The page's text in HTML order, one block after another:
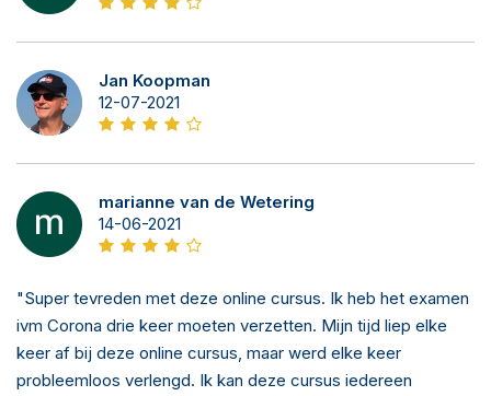
Jan Koopman
12-07-2021
marianne van de Wetering
14-06-2021
"Super tevreden met deze online cursus. Ik heb het examen
ivm Corona drie keer moeten verzetten. Mijn tijd liep elke
keer af bij deze online cursus, maar werd elke keer
probleemloos verlengd. Ik kan deze cursus iedereen